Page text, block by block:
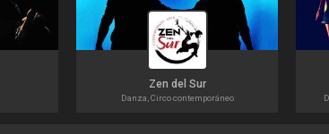
Zen del Sur
Danza, Circo contemporáneo